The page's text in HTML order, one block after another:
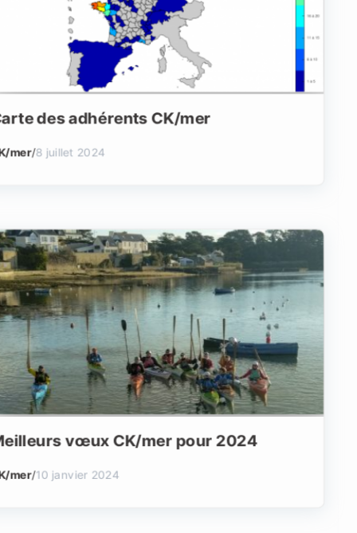
des adhérents CK/mer
mer/8 juillet 2024
vœux CK/mer pour 2024
mer/10 janvier 2024